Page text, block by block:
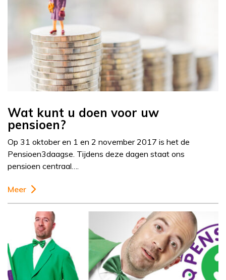
Wat kunt u doen voor uw
pensioen?
Op 31 oktober en 1 en 2 november 2017 is het de
Pensioen3daagse. Tijdens deze dagen staat ons
pensioen centraal….
Meer